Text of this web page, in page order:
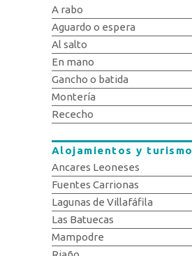
A rabo
Aguardo o espera
Al salto
En mano
Gancho o batida
Montería
Rececho
Alojamientos y turismo
Ancares Leoneses
Fuentes Carrionas
Lagunas de Villafáfila
Las Batuecas
Mampodre